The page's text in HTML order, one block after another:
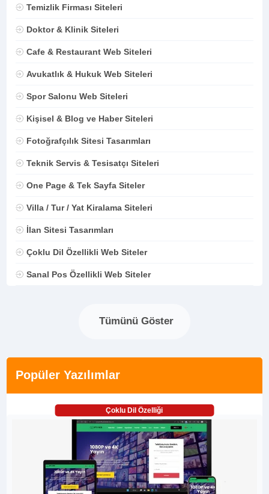
Temizlik Firması Siteleri
Doktor & Klinik Siteleri
Cafe & Restaurant Web Siteleri
Avukatlık & Hukuk Web Siteleri
Spor Salonu Web Siteleri
Kişisel & Blog ve Haber Siteleri
Fotoğrafçılık Sitesi Tasarımları
Teknik Servis & Tesisatçı Siteleri
One Page & Tek Sayfa Siteler
Villa / Tur / Yat Kiralama Siteleri
İlan Sitesi Tasarımları
Çoklu Dil Özellikli Web Siteler
Sanal Pos Özellikli Web Siteler
Tümünü Göster
Popüler Yazılımlar
Çoklu Dil Özelliği